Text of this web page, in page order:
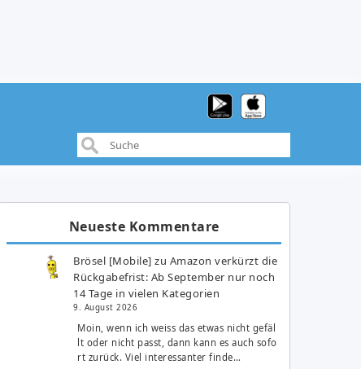
Neueste Kommentare
Brösel [Mobile] zu Amazon verkürzt die
Rückgabefrist: Ab September nur noch
14 Tage in vielen Kategorien
9. August 2026
Moin, wenn ich weiss das etwas nicht gefäl
lt oder nicht passt, dann kann es auch sofo
rt zurück. Viel interessanter finde…